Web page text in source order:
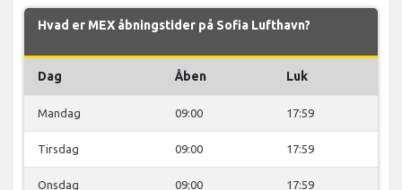
Hvad er MEX åbningstider på Sofia Lufthavn?
Dag Åben Luk
Mandag 09:00 17:59
Tirsdag 09:00 17:59
Onsdag 09:00 17:59